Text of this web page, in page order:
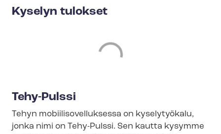
Kyselyn tulokset
Tehy-Pulssi
Tehyn mo­bii­li­so­vel­luk­ses­sa on kyselytyökalu,
jonka nimi on Tehy-Pulssi. Sen kautta kysymme